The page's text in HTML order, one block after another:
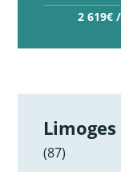
2 619€
Limoges
(87)